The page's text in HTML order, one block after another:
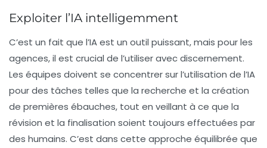
Exploiter l’IA intelligemment
C’est un fait que l’IA est un outil puissant, mais pour les
agences, il est crucial de l’utiliser avec discernement.
Les équipes doivent se concentrer sur l’utilisation de l’IA
pour des tâches telles que la recherche et la création
de premières ébauches, tout en veillant à ce que la
révision et la finalisation soient toujours effectuées par
des humains. C’est dans cette approche équilibrée que